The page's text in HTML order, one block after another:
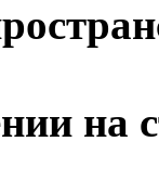
на